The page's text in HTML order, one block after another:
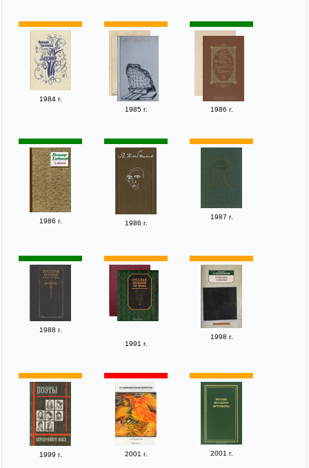
1984 г.
1985 г.
1986 г.
1986 г. 1986 г.
1987 г.
1988 г.
1991 г.
1998 г.
1999 г. 2001 г. 2001 г.